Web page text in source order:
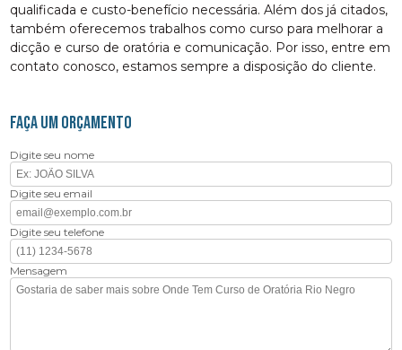
qualificada e custo-benefício necessária. Além dos já citados,
também oferecemos trabalhos como curso para melhorar a
dicção e curso de oratória e comunicação. Por isso, entre em
contato conosco, estamos sempre a disposição do cliente.
FAÇA UM ORÇAMENTO
Digite seu nome
Digite seu email
Digite seu telefone
Mensagem